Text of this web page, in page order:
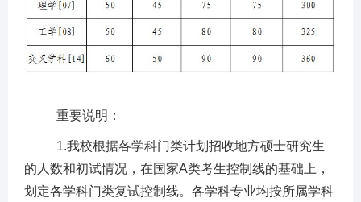
重要说明：
1.我校根据各学科门类计划招收地方硕士研究生
的人数和初试情况，在国家A类考生控制线的基础上，
划定各学科门类复试控制线。各学科专业均按所属学科